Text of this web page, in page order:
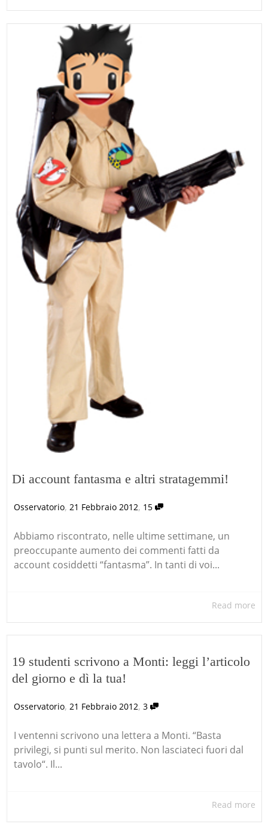
Di account fantasma e altri stratagemmi!
Osservatorio, 21 Febbraio 2012, 15
Abbiamo riscontrato, nelle ultime settimane, un
preoccupante aumento dei commenti fatti da
account cosiddetti “fantasma”. In tanti di voi...
Read more
19 studenti scrivono a Monti: leggi l’articolo
del giorno e dì la tua!
Osservatorio, 21 Febbraio 2012, 3
I ventenni scrivono una lettera a Monti. “Basta
privilegi, si punti sul merito. Non lasciateci fuori dal
tavolo“. Il...
Read more